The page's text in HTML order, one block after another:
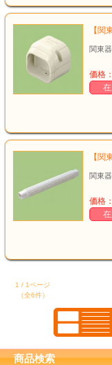
【
関東
価格
【
関東
価格
1 / 1ページ
（全6件）
商品検索